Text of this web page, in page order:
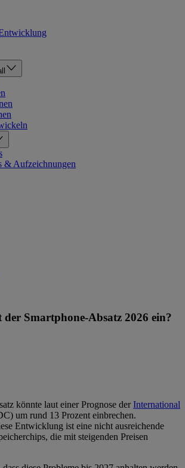
& Aufzeichnungen
Smartphone-Absatz 2026 ein?
könnte laut einer Prognose derInternational
um rund 13 Prozent einbrechen.
Entwicklung ist eine nicht ausreichende
die mit steigenden Preisen